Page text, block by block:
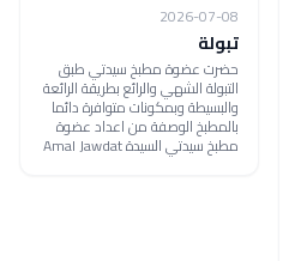
2026-07-08
تبولة
حضرت عضوة مطبخ سيدتي طبق
التبولة الشهي والرائع بطريقة الرائعة
والبسيطة وبمكونات متوافرة دائما
بالمطبخ الوصفة من اعداد عضوة
مطبخ سيدتي السيدة Amal Jawdat